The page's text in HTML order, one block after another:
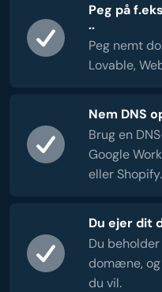
Peg på
..
Peg nemt
Lovable,
Nem DNS
Brug en
Google
eller Shopify.
Du ejer dit
Du
domæne,
du vil.